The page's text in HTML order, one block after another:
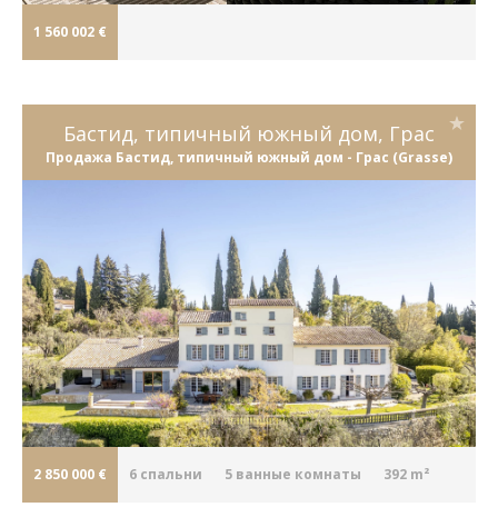
1 560 002 €
Бастид, типичный южный дом, Грас
Продажа Бастид, типичный южный дом - Грас (Grasse)
2 850 000 € 6 cпальни 5 ванные комнаты 392 m²